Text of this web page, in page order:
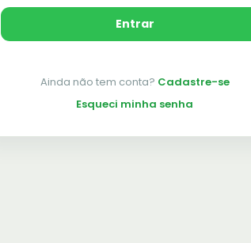
Entrar
Ainda não tem conta? Cadastre-se
Esqueci minha senha